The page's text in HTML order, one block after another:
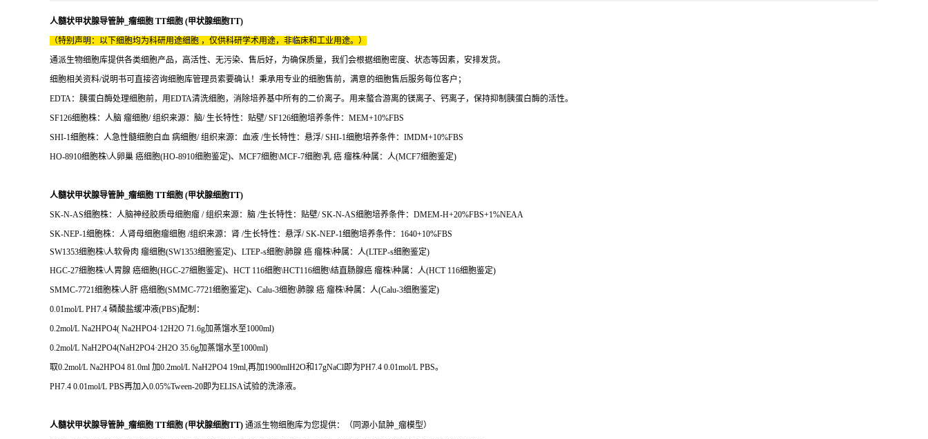
人髓状甲状腺导管肿_瘤细胞 TT细胞 (甲状腺细胞TT)
（特别声明：以下细胞均为科研用途细胞 ，仅供科研学术用途，非临床和工业用途。）
通派生物细胞库提供各类细胞产品，高活性、无污染、售后好，为确保质量，我们会根据细胞密度、状态等因素，安排发货。
细胞相关资料/说明书可直接咨询细胞库管理员索要确认！秉承用专业的细胞售前，满意的细胞售后服务每位客户；
EDTA：胰蛋白酶处理细胞前，用EDTA清洗细胞，消除培养基中所有的二价离子。用来螯合游离的镁离子、钙离子，保持抑制胰蛋白酶的活性。
SF126细胞株：人脑 瘤细胞/ 组织来源：脑/ 生长特性：贴壁/ SF126细胞培养条件：MEM+10%FBS
SHI-1细胞株：人急性髓细胞白血 病细胞/ 组织来源：血液 /生长特性：悬浮/ SHI-1细胞培养条件：IMDM+10%FBS
HO-8910细胞株\人卵巢 癌细胞(HO-8910细胞鉴定)、MCF7细胞\MCF-7细胞\乳 癌 瘤株/种属：人(MCF7细胞鉴定)
人髓状甲状腺导管肿_瘤细胞 TT细胞 (甲状腺细胞TT)
SK-N-AS细胞株：人脑神经胶质母细胞瘤 / 组织来源：脑 /生长特性：贴壁/ SK-N-AS细胞培养条件：DMEM-H+20%FBS+1%NEAA
SK-NEP-1细胞株：人肾母细胞瘤细胞 /组织来源：肾 /生长特性：悬浮/ SK-NEP-1细胞培养条件：1640+10%FBS
SW1353细胞株\人软骨肉 瘤细胞(SW1353细胞鉴定)、LTEP-s细胞\肺腺 癌 瘤株\种属：人(LTEP-s细胞鉴定)
HGC-27细胞株\人胃腺 癌细胞(HGC-27细胞鉴定)、HCT 116细胞\HCT116细胞\结直肠腺癌 瘤株\种属：人(HCT 116细胞鉴定)
SMMC-7721细胞株\人肝 癌细胞(SMMC-7721细胞鉴定)、Calu-3细胞\肺腺 癌 瘤株\种属：人(Calu-3细胞鉴定)
0.01mol/L PH7.4 磷酸盐缓冲液(PBS)配制：
0.2mol/L Na2HPO4( Na2HPO4·12H2O 71.6g加蒸馏水至1000ml)
0.2mol/L NaH2PO4(NaH2PO4·2H2O 35.6g加蒸馏水至1000ml)
取0.2mol/L Na2HPO4 81.0ml 加0.2mol/L NaH2PO4 19ml,再加1900mlH2O和17gNaCl即为PH7.4 0.01mol/L PBS。
PH7.4 0.01mol/L PBS再加入0.05%Tween-20即为ELISA试验的洗涤液。
人髓状甲状腺导管肿_瘤细胞 TT细胞 (甲状腺细胞TT) 通派生物细胞库为您提供：（同源小鼠肿_瘤模型）